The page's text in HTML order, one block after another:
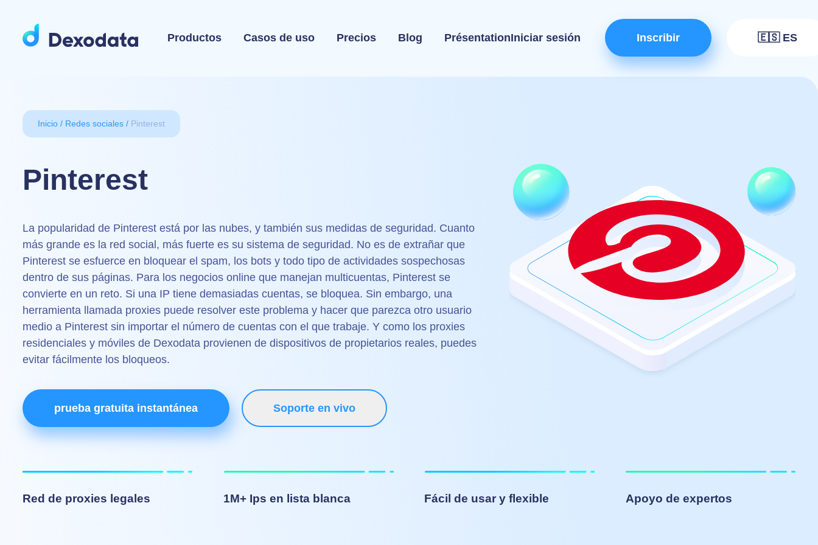
Productos Casos de uso Precios Blog PrésentationIniciar sesión Inscribir 🇪🇸 ES
Inicio Redes sociales Pinterest
Pinterest
La popularidad de Pinterest está por las nubes, y también sus medidas de seguridad. Cuanto
más grande es la red social, más fuerte es su sistema de seguridad. No es de extrañar que
Pinterest se esfuerce en bloquear el spam, los bots y todo tipo de actividades sospechosas
dentro de sus páginas. Para los negocios online que manejan multicuentas, Pinterest se
convierte en un reto. Si una IP tiene demasiadas cuentas, se bloquea. Sin embargo, una
herramienta llamada proxies puede resolver este problema y hacer que parezca otro usuario
medio a Pinterest sin importar el número de cuentas con el que trabaje. Y como los proxies
residenciales y móviles de Dexodata provienen de dispositivos de propietarios reales, puedes
evitar fácilmente los bloqueos.
prueba gratuita instantánea Soporte en vivo
Red de proxies legales 1M+ Ips en lista blanca Fácil de usar y flexible Apoyo de expertos